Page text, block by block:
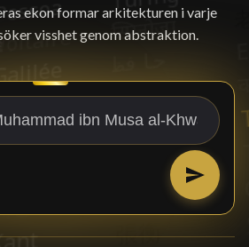
ekon formar arkitekturen i varje
visshet genom abstraktion.